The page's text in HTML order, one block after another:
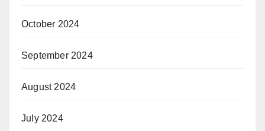
October 2024
September 2024
August 2024
July 2024